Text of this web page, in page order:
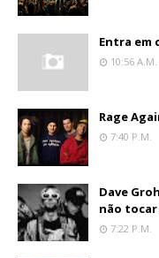
Entra em
10:56 A.m.
Rage
7:40 P.m.
Dave
não tocar
7:22 P.m.